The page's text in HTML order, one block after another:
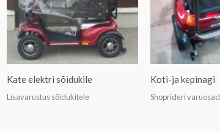
Kate elektri sõidukile
Lisavarustus sõidukitele
Koti-ja kepinagi
Shoprideri varuosad